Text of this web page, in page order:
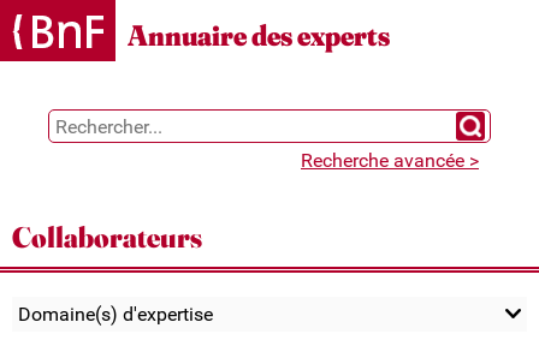
Gestion des cookies
Annuaire des experts
Chercher
Recherche avancée >
Collaborateurs
Domaine(s) d'expertise